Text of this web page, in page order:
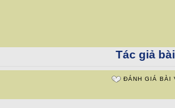
Tác giả
ĐÁNH GIÁ BÀI